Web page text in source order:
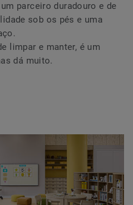
parceiro duradouro e de
sob os pés e uma
limpar e manter, é um
dá muito.